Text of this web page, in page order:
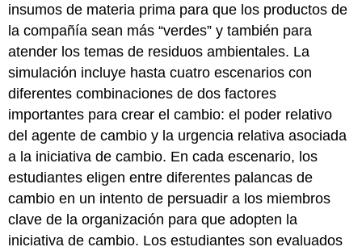
insumos de materia prima para que los productos de
la compañía sean más “verdes” y también para
atender los temas de residuos ambientales. La
simulación incluye hasta cuatro escenarios con
diferentes combinaciones de dos factores
importantes para crear el cambio: el poder relativo
del agente de cambio y la urgencia relativa asociada
a la iniciativa de cambio. En cada escenario, los
estudiantes eligen entre diferentes palancas de
cambio en un intento de persuadir a los miembros
clave de la organización para que adopten la
iniciativa de cambio. Los estudiantes son evaluados